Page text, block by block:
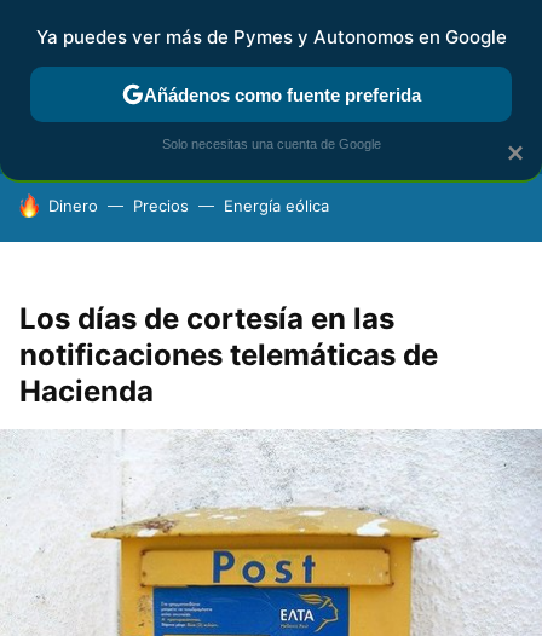
FISCALIDAD Y CONTABILIDAD KIT DIGITAL RENTA
HOY SE HABLA DE
Dinero Precios Energía eólica
Los días de cortesía en las
notificaciones telemáticas de
Hacienda
×
Ya puedes ver más de Pymes y Autonomos en Google
Añádenos como fuente preferida
Solo necesitas una cuenta de Google